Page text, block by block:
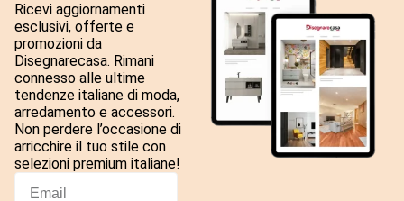
Ricevi aggiornamenti
esclusivi, offerte e
promozioni da
Disegnarecasa. Rimani
connesso alle ultime
tendenze italiane di moda,
arredamento e accessori.
Non perdere l’occasione di
arricchire il tuo stile con
selezioni premium italiane!